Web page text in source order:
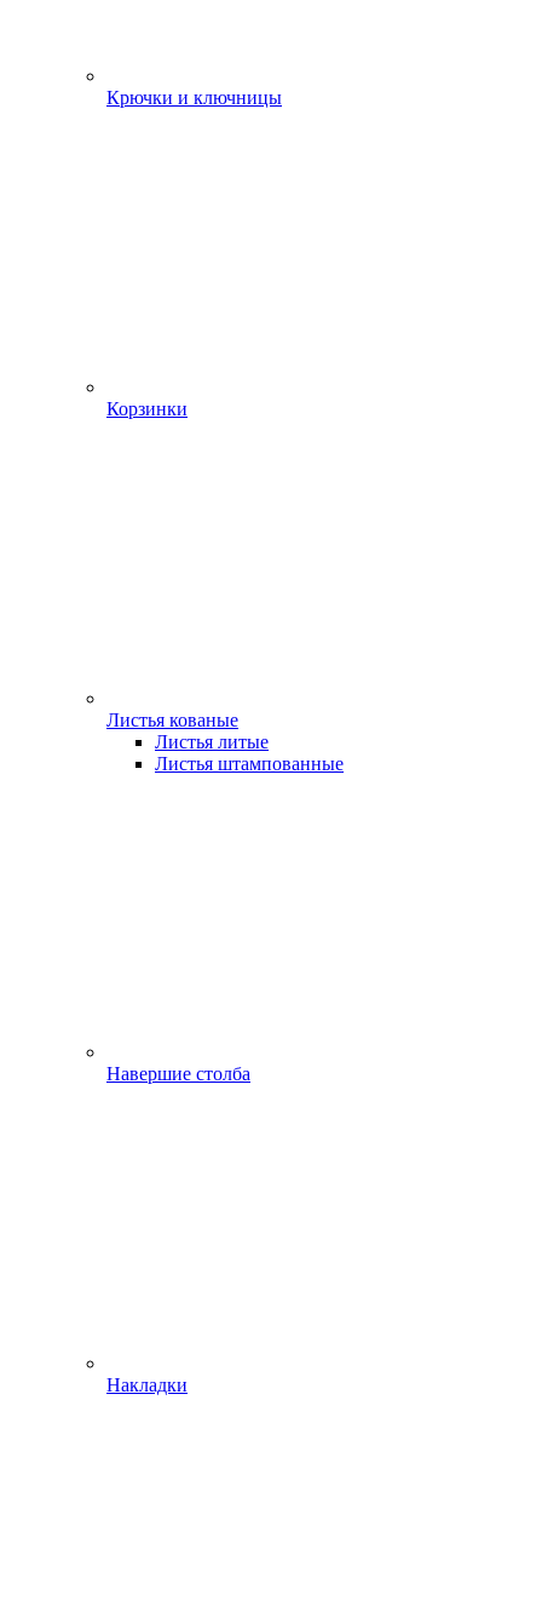
Крючки и ключницы
Корзинки
Листья кованые
Листья литые
Листья штампованные
Навершие столба
Накладки